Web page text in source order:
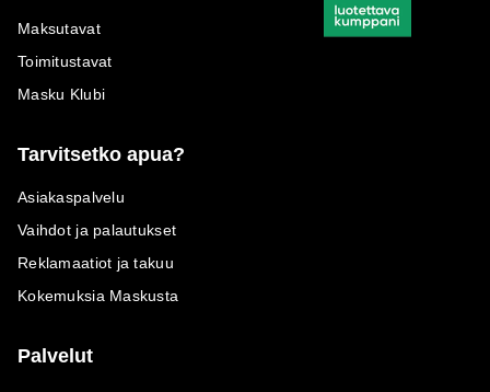
Maksutavat
Toimitustavat
Masku Klubi
Tarvitsetko apua?
Asiakaspalvelu
Vaihdot ja palautukset
Reklamaatiot ja takuu
Kokemuksia Maskusta
Palvelut